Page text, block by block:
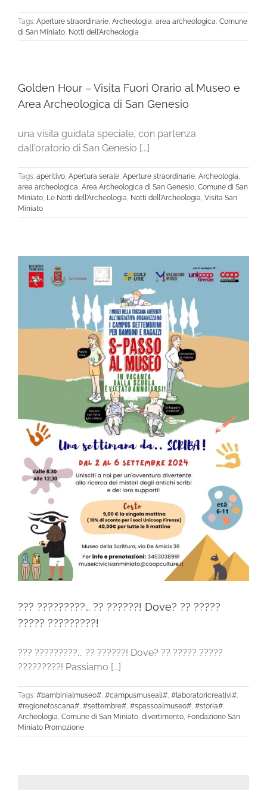
Tags: Aperture straordinarie, Archeologia, area archeologica, Comune
di San Miniato, Notti dell'Archeologia
Golden Hour – Visita Fuori Orario al Museo e
Area Archeologica di San Genesio
una visita guidata speciale, con partenza
dall'oratorio di San Genesio [...]
Tags: aperitivo, Apertura serale, Aperture straordinarie, Archeologia,
area archeologica, Area Archeologica di San Genesio, Comune di San
Miniato, Le Notti dell'Archeologia, Notti dell'Archeologia, Visita San
Miniato
??? ?????????… ?? ??????! Dove? ?? ?????
????? ?????????!
??? ?????????... ?? ??????! Dove? ?? ????? ?????
?????????! Passiamo [...]
Tags: #bambinialmuseo# #campusmuseali# #laboratoricreativi#
#regionetoscana# #settembre# #spassoalmuseo# #storia#
Archeologia Comune di San Miniato divertimento Fondazione San
Miniato Promozione